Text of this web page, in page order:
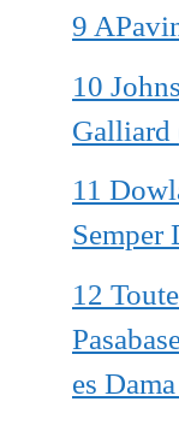
9
10
Galliard
11
Semper
12
es